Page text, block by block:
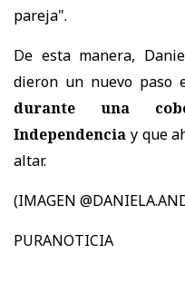
pareja".
De esta manera,
dieron un nuevo paso
durante una
Independencia y que
altar.
(IMAGEN
PURANOTICIA